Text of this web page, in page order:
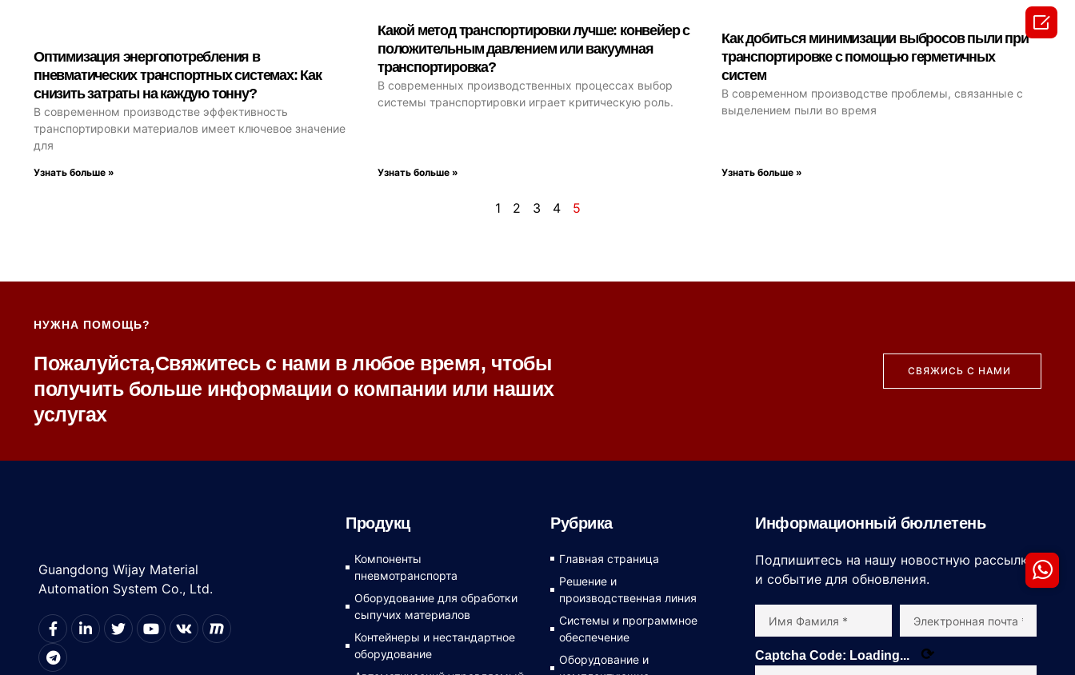
Оптимизация энергопотребления в
пневматических транспортных системах: Как
снизить затраты на каждую тонну?
В современном производстве эффективность
транспортировки материалов имеет ключевое значение
для
Узнать больше »
Какой метод транспортировки лучше: конвейер с
положительным давлением или вакуумная
транспортировка?
В современных производственных процессах выбор
системы транспортировки играет критическую роль.
Узнать больше »
Как добиться минимизации выбросов пыли при
транспортировке с помощью герметичных
систем
В современном производстве проблемы, связанные с
выделением пыли во время
Узнать больше »
1 2 3 4 5
НУЖНА ПОМОЩЬ?
Пожалуйста,Свяжитесь с нами в любое время, чтобы
получить больше информации о компании или наших
услугах
СВЯЖИСЬ С НАМИ
Guangdong Wijay Material
Automation System Co., Ltd.
Продукц
Компоненты
пневмотранспорта
Оборудование для обработки
сыпучих материалов
Контейнеры и нестандартное
оборудование
Рубрика
Главная страница
Решение и
производственная линия
Системы и программное
обеспечение
Оборудование и
Информационный бюллетень
Подпишитесь на нашу новостную рассылку
и событие для обновления.
Captcha Code: Loading... ⟳
